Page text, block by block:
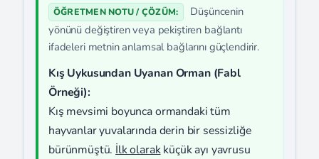
ÖĞRETMEN NOTU / ÇÖZÜM:
Düşüncenin
yönünü değiştiren veya pekiştiren bağlantı
ifadeleri metnin anlamsal bağlarını güçlendirir.
Kış Uykusundan Uyanan Orman (Fabl
Örneği):
Kış mevsimi boyunca ormandaki tüm
hayvanlar yuvalarında derin bir sessizliğe
bürünmüştü.İlk olarakküçük ayı yavrusu